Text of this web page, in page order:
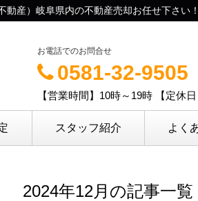
産）岐阜県内の不動産売却お任せ下さい！
お電話でのお問合せ
0581-32-9505
【営業時間】10時～19時 【定休
スタッフ紹介 よく
2024年12月の記事一覧